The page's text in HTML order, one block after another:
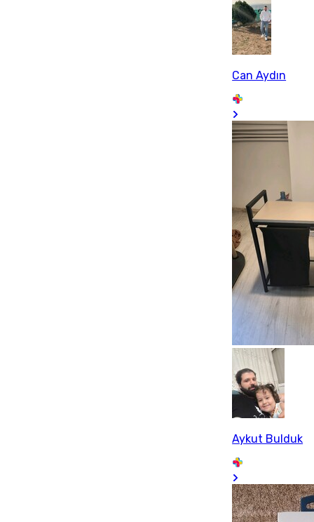
Can Aydın
Aykut Bulduk